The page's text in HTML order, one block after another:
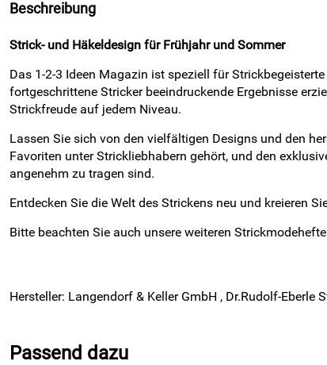
Beschreibung
Strick- und Häkeldesign für Frühjahr und Sommer
Das 1-2-3 Ideen Magazin ist speziell für
fortgeschrittene Stricker beeindruckende Ergebnisse
Strickfreude auf jedem Niveau.
Lassen Sie sich von den vielfältigen Designs und den
Favoriten unter Strickliebhabern gehört, und den
angenehm zu tragen sind.
Entdecken Sie die Welt des Strickens neu und kreieren
Bitte beachten Sie auch unsere weiteren
Hersteller: Langendorf & Keller GmbH , Dr.Rudolf-
Passend dazu